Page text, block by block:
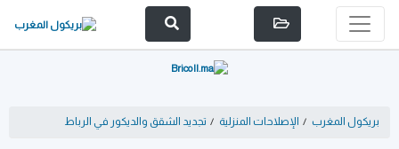
بريكول المغرب / الإصلاحات المنزلية / تجديد الشقق والديكور في الرباط